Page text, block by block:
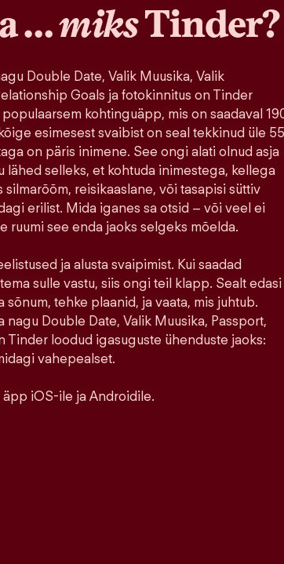
…miksTinder?
Double Date, Valik Muusika, Valik
Goals ja fotokinnitus on Tinder
kohtinguäpp, mis on saadaval
esimesest svaibist on seal tekkinud üle 55
on päris inimene. See ongi alati olnud asja
lähed selleks, et kohtuda inimestega, kellega
silmarõõm, reisikaaslane, või tasapisi süttiv
erilist. Mida iganes sa otsid – või veel ei
ruumi see enda jaoks selgeks mõelda.
ja alusta svaipimist. Kui saadad
sulle vastu, siis ongi teil klapp. Sealt edasi
sõnum, tehke plaanid, ja vaata, mis juhtub.
Double Date, Valik Muusika, Passport,
Tinder loodud igasuguste ühenduste jaoks:
vahepealset.
äpp iOS-ile ja Androidile.